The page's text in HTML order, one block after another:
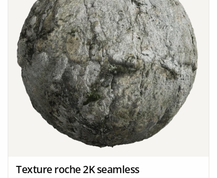
Texture roche 2K seamless